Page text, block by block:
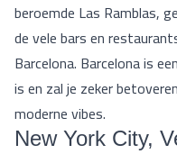
beroemde Las Ramblas,
de vele bars en
Barcelona. Barcelona is
is en zal je zeker
moderne vibes.
New York City,